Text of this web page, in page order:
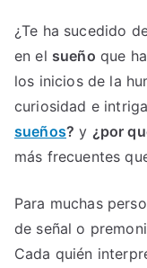
¿Te ha sucedido
en el sueño que
los inicios de la
curiosidad e
sueños? y ¿por
más frecuentes
Para muchas
de señal o
Cada quién